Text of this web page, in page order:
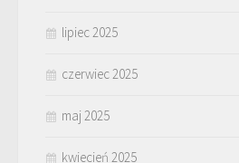
lipiec 2025
czerwiec 2025
maj 2025
kwiecień 2025